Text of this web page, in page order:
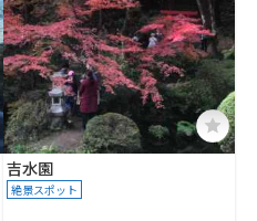
吉水園
絶景スポット